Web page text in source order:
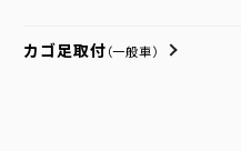
カゴ足取付 （一般車）